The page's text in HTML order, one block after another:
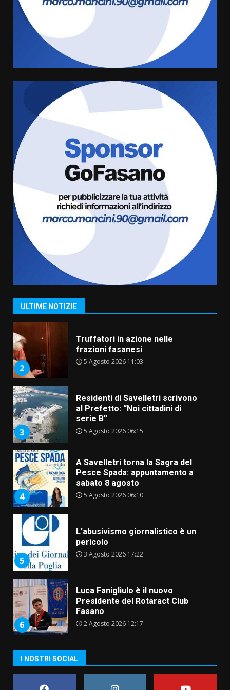
ULTIME NOTIZIE
A Savelletri torna la Sagra del
Pesce Spada: appuntamento a
sabato 8 agosto
L’abusivismo giornalistico è un
pericolo
3 Agosto 2026 17:22
Luca Fanigliulo è il nuovo
Presidente del Rotaract Club
Fasano
2 Agosto 2026 12:17
Il Premio Internazionale Fajano
torna a Savelletri
2 Agosto 2026 06:05
1
Serie D, l’Us Fasano è escluso
dal campionato
5 Agosto 2026 17:30
2
Truffatori in azione nelle
frazioni fasanesi
5 Agosto 2026 11:03
3
Residenti di Savelletri scrivono
al Prefetto: “Noi cittadini di
serie B”
5 Agosto 2026 06:15
4
A Savelletri torna la Sagra del
Pesce Spada: appuntamento a
sabato 8 agosto
5 Agosto 2026 06:10
5
L’abusivismo giornalistico è un
pericolo
3 Agosto 2026 17:22
6
Luca Fanigliulo è il nuovo
Presidente del Rotaract Club
Fasano
2 Agosto 2026 12:17
Il Premio Internazionale Fajano
I NOSTRI SOCIAL